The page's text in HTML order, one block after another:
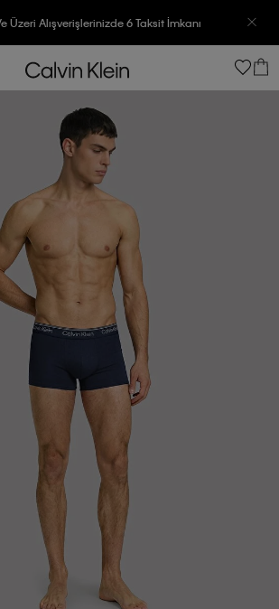
Üzeri Alışverişlerinizde 6 Taksit İmkanı